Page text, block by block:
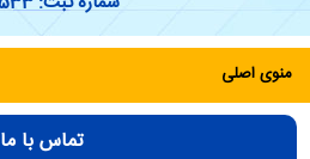
منوی اصلی
تماس با ما